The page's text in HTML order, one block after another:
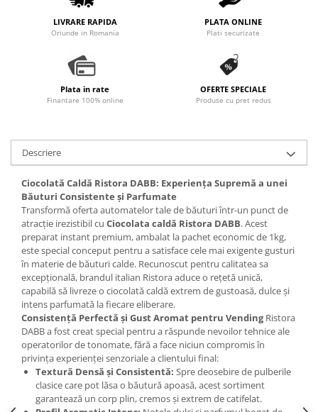
Stabilizatoare tensiune
Piese schimb espressoare
Portafiltre
Tamper
LIVRARE RAPIDA
Oriunde in Romania
PLATA ONLINE
Plati securizate
Plata in rate
Finantare 100% online
OFERTE SPECIALE
Produse cu pret redus
Descriere
Ciocolată Caldă Ristora DABB: Experiența Supremă a unei
Băuturi Consistente și Parfumate
Transformă oferta automatelor tale de băuturi într-un punct de
atracție irezistibil cu Ciocolata caldă Ristora DABB. Acest
preparat instant premium, ambalat la pachet economic de 1kg,
este special conceput pentru a satisface cele mai exigente gusturi
în materie de băuturi calde. Recunoscut pentru calitatea sa
excepțională, brandul italian Ristora aduce o rețetă unică,
capabilă să livreze o ciocolată caldă extrem de gustoasă, dulce și
intens parfumată la fiecare eliberare.
Consistență Perfectă și Gust Aromat pentru VendingRistora
DABB a fost creat special pentru a răspunde nevoilor tehnice ale
operatorilor de tonomate, fără a face niciun compromis în
privința experienței senzoriale a clientului final:
Textură Densă și Consistentă: Spre deosebire de pulberile
clasice care pot lăsa o băutură apoasă, acest sortiment
garantează un corp plin, cremos și extrem de catifelat.